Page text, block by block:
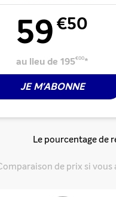
59€50
au lieu de 195€00*
JE M'ABONNE
Le pourcentage de
de prix si